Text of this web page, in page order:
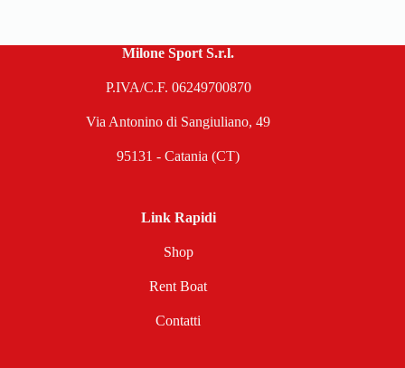
Milone Sport S.r.l.
P.IVA/C.F. 06249700870
Via Antonino di Sangiuliano, 49
95131 - Catania (CT)
Link Rapidi
Shop
Rent Boat
Contatti